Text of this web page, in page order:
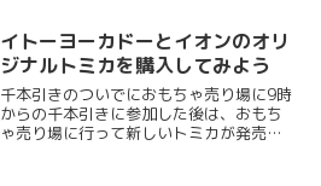
行くことになりました。...
イトーヨーカドーとイオンのオリ
ジナルトミカを購入してみよう
千本引きのついでにおもちゃ売り場に9時
からの千本引きに参加した後は、おもち
ゃ売り場に行って新しいトミカが発売さ